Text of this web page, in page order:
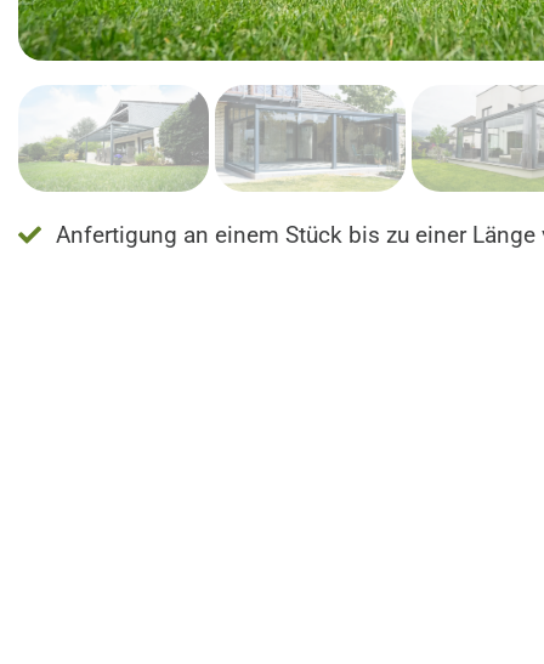
Anfertigung an einem Stück bis zu einer